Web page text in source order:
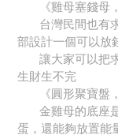
《雞母塞錢母
台灣民間也有
部設計一個可以放
讓大家可以把
生財生不完
《圓形聚寶盤
金雞母的底座
蛋，還能夠放置能